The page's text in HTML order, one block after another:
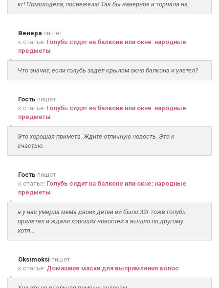
кг! Помолодела, посвежела! Так бы наверное и торчала на...
Венера пишет
к статье: Голубь сидит на балконе или окне: народные
предметы
Что значит, если голубь задел крылом окно балкона и улетел?
Гость пишет
к статье: Голубь сидит на балконе или окне: народные
предметы
Это хорошая примета. Ждите отличную новость. Это к
счастью.
Гость пишет
к статье: Голубь сидит на балконе или окне: народные
предметы
а у нас умерла мама двоих детей ей было 32г тоже голубь
прилетал и ждали хороших новостей а вышло по другому
хотя...
Oksimoksi пишет
к статье: Домашние маски для выпрямления волос